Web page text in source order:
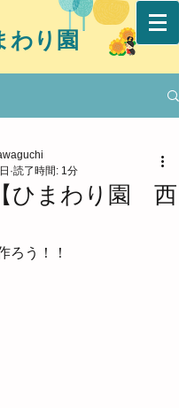
わり園
ひまわり園 西
読了時間: 1分
ろう！！